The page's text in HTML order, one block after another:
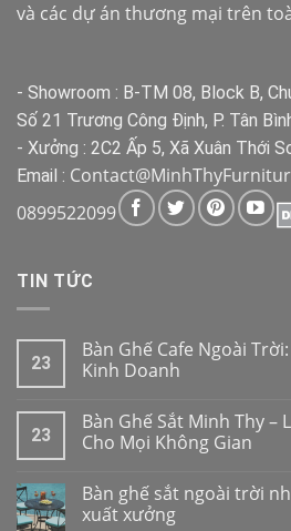
và các dự án thương mại trên
- Showroom : B-TM 08, Block B,
Số 21 Trương Công Định, P. Tân
- Xưởng : 2C2 Ấp 5, Xã Xuân Thới
Email :
0899522099
TIN TỨC
23
Bàn Ghế Cafe Ngoài
Kinh Doanh
23
Bàn Ghế Sắt Minh Thy –
Cho Mọi Không Gian
Bàn ghế sắt ngoài trời
xuất xưởng